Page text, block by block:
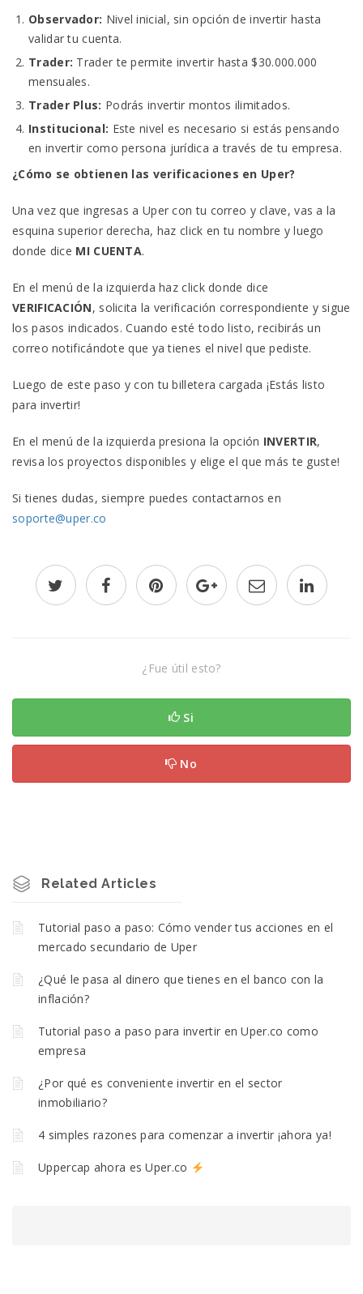
Observador: Nivel inicial, sin opción de invertir hasta
validar tu cuenta.
Trader: Trader te permite invertir hasta $30.000.000
mensuales.
Trader Plus: Podrás invertir montos ilimitados.
Institucional: Este nivel es necesario si estás pensando
en invertir como persona jurídica a través de tu empresa.
¿Cómo se obtienen las verificaciones en Uper?
Una vez que ingresas a Uper con tu correo y clave, vas a la
esquina superior derecha, haz click en tu nombre y luego
donde dice MI CUENTA.
En el menú de la izquierda haz click donde dice
VERIFICACIÓN, solicita la verificación correspondiente y sigue
los pasos indicados. Cuando esté todo listo, recibirás un
correo notificándote que ya tienes el nivel que pediste.
Luego de este paso y con tu billetera cargada ¡Estás listo
para invertir!
En el menú de la izquierda presiona la opción INVERTIR,
revisa los proyectos disponibles y elige el que más te guste!
Si tienes dudas, siempre puedes contactarnos en
soporte@uper.co
¿Fue útil esto?
Si
No
Related Articles
Tutorial paso a paso: Cómo vender tus acciones en el
mercado secundario de Uper
¿Qué le pasa al dinero que tienes en el banco con la
inflación?
Tutorial paso a paso para invertir en Uper.co como
empresa
¿Por qué es conveniente invertir en el sector
inmobiliario?
4 simples razones para comenzar a invertir ¡ahora ya!
Uppercap ahora es Uper.co